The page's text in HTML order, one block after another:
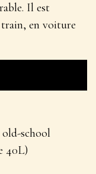
Il est
en voiture
school
40L)